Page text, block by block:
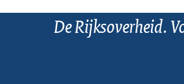
De Rijksoverheid.